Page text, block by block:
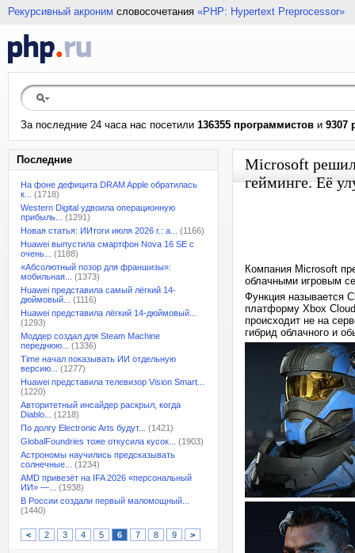
Рекурсивный акроним словосочетания «PHP: Hypertext Preprocessor»
За последние 24 часа нас посетили 136355 программистов и 9307
Последние
На фоне дефицита DRAM Apple обратилась
к...
(1718)
Western Digital удвоила операционную
прибыль...
(1291)
Новая статья: ИИтоги июля 2026 г.: а...
(1166)
Huawei выпустила смартфон Nova 16 SE с
очень...
(1188)
«Абсолютный позор для франшизы»:
мобильная...
(1373)
Huawei представила самый лёгкий 14-
дюймовый...
(1116)
Huawei представила лёгкий 14-дюймовый...
(1293)
Моддер создал для Steam Machine
переднюю...
(1336)
Time начал показывать ИИ отдельную
версию...
(1277)
Huawei представила телевизор Vision Smart...
(1220)
Авторитетный инсайдер раскрыл, когда
Diablo...
(1218)
По долгу Electronic Arts будут...
(1421)
GlobalFoundries тоже откусила кусок...
(1903)
Астрономы научились предсказывать
солнечные...
(1234)
AMD привезёт на IFA 2026 «персональный
ИИ» —...
(1938)
В России создали первый маломощный...
(1440)
< 2 3 4 5 6 7 8 9 >
Microsoft
гейминге. Её
Компания Microsoft
облачными игровым
Функция называется
платформу Xbox
происходит не на
гибрид облачного и